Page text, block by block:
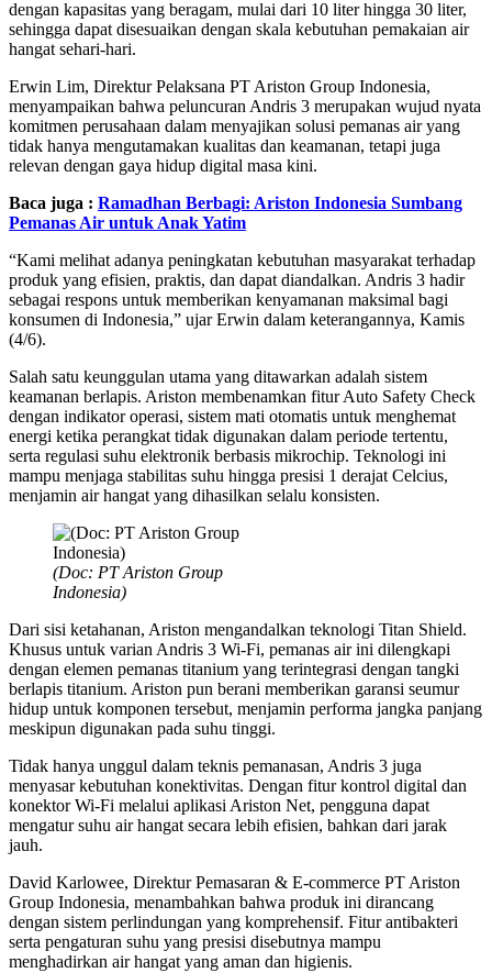
dengan kapasitas yang beragam, mulai dari 10 liter hingga 30 liter,
sehingga dapat disesuaikan dengan skala kebutuhan pemakaian air
hangat sehari-hari.
Erwin Lim, Direktur Pelaksana PT Ariston Group Indonesia,
menyampaikan bahwa peluncuran Andris 3 merupakan wujud nyata
komitmen perusahaan dalam menyajikan solusi pemanas air yang
tidak hanya mengutamakan kualitas dan keamanan, tetapi juga
relevan dengan gaya hidup digital masa kini.
Baca juga : Ramadhan Berbagi: Ariston Indonesia Sumbang
Pemanas Air untuk Anak Yatim
“Kami melihat adanya peningkatan kebutuhan masyarakat terhadap
produk yang efisien, praktis, dan dapat diandalkan. Andris 3 hadir
sebagai respons untuk memberikan kenyamanan maksimal bagi
konsumen di Indonesia,” ujar Erwin dalam keterangannya, Kamis
(4/6).
Salah satu keunggulan utama yang ditawarkan adalah sistem
keamanan berlapis. Ariston membenamkan fitur Auto Safety Check
dengan indikator operasi, sistem mati otomatis untuk menghemat
energi ketika perangkat tidak digunakan dalam periode tertentu,
serta regulasi suhu elektronik berbasis mikrochip. Teknologi ini
mampu menjaga stabilitas suhu hingga presisi 1 derajat Celcius,
menjamin air hangat yang dihasilkan selalu konsisten.
(Doc: PT Ariston Group
Indonesia)
Dari sisi ketahanan, Ariston mengandalkan teknologi Titan Shield.
Khusus untuk varian Andris 3 Wi-Fi, pemanas air ini dilengkapi
dengan elemen pemanas titanium yang terintegrasi dengan tangki
berlapis titanium. Ariston pun berani memberikan garansi seumur
hidup untuk komponen tersebut, menjamin performa jangka panjang
meskipun digunakan pada suhu tinggi.
Tidak hanya unggul dalam teknis pemanasan, Andris 3 juga
menyasar kebutuhan konektivitas. Dengan fitur kontrol digital dan
konektor Wi-Fi melalui aplikasi Ariston Net, pengguna dapat
mengatur suhu air hangat secara lebih efisien, bahkan dari jarak
jauh.
David Karlowee, Direktur Pemasaran & E-commerce PT Ariston
Group Indonesia, menambahkan bahwa produk ini dirancang
dengan sistem perlindungan yang komprehensif. Fitur antibakteri
serta pengaturan suhu yang presisi disebutnya mampu
menghadirkan air hangat yang aman dan higienis.